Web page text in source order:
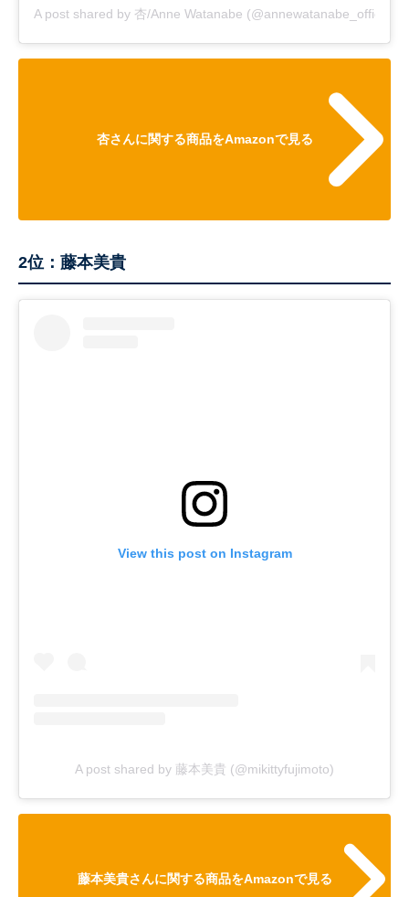
A post shared by 杏/Anne Watanabe (@annewatanabe_official)
杏さんに関する商品をAmazonで見る
2位：藤本美貴
View this post on Instagram
A post shared by 藤本美貴 (@mikittyfujimoto)
藤本美貴さんに関する商品をAmazonで見る